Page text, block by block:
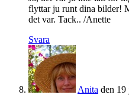
flyttar ju runt dina bilder!
det var. Tack.. /Anette
Svara
Anita den 19